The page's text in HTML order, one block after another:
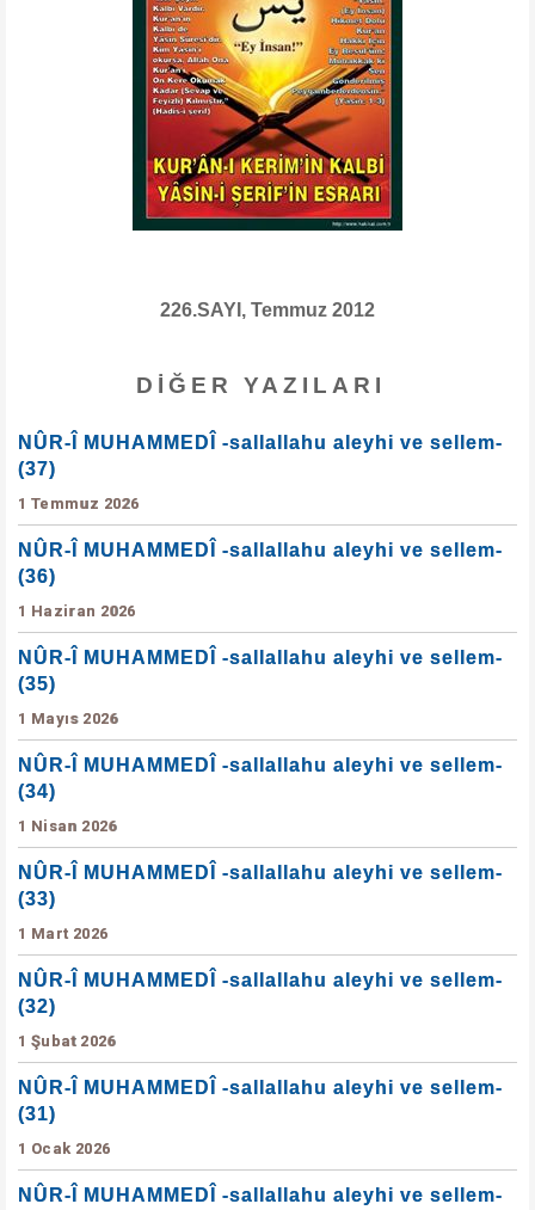
226.SAYI, Temmuz 2012
DIĞER YAZILARI
NÛR-Î MUHAMMEDÎ -sallallahu aleyhi ve sellem-
(37)
1 Temmuz 2026
NÛR-Î MUHAMMEDÎ -sallallahu aleyhi ve sellem-
(36)
1 Haziran 2026
NÛR-Î MUHAMMEDÎ -sallallahu aleyhi ve sellem-
(35)
1 Mayıs 2026
NÛR-Î MUHAMMEDÎ -sallallahu aleyhi ve sellem-
(34)
1 Nisan 2026
NÛR-Î MUHAMMEDÎ -sallallahu aleyhi ve sellem-
(33)
1 Mart 2026
NÛR-Î MUHAMMEDÎ -sallallahu aleyhi ve sellem-
(32)
1 Şubat 2026
NÛR-Î MUHAMMEDÎ -sallallahu aleyhi ve sellem-
(31)
1 Ocak 2026
NÛR-Î MUHAMMEDÎ -sallallahu aleyhi ve sellem-